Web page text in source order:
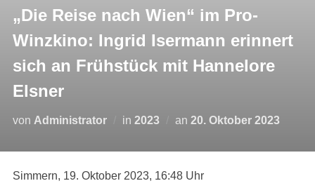
„Die Reise nach Wien“ im Pro-
Winzkino: Ingrid Isermann erinnert
sich an Frühstück mit Hannelore
Elsner
von Administrator in 2023 an Veröffentlicht
20. Oktober 2023
Simmern, 19. Oktober 2023, 16:48 Uhr